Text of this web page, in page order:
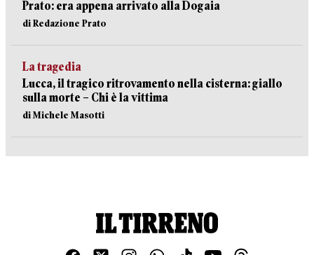
Prato: era appena arrivato alla Dogaia
di Redazione Prato
La tragedia
Lucca, il tragico ritrovamento nella cisterna: giallo
sulla morte – Chi è la vittima
di Michele Masotti